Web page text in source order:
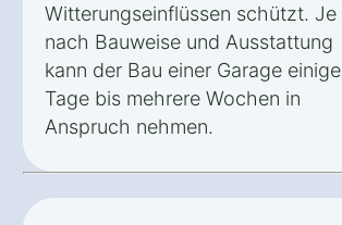
Witterungseinflüssen schützt. Je
nach Bauweise und Ausstattung
kann der Bau einer Garage einige
Tage bis mehrere Wochen in
Anspruch nehmen.